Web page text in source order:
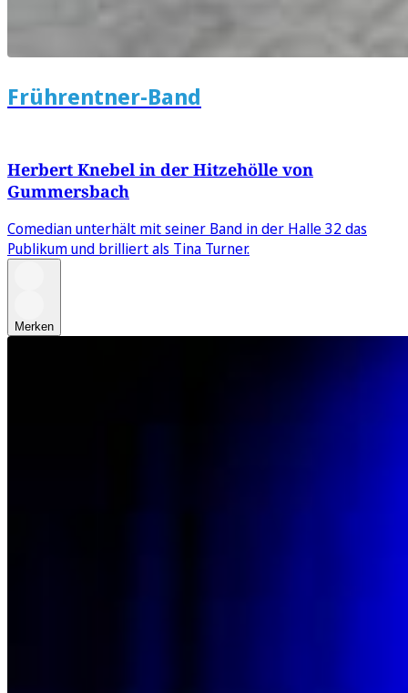
Frührentner-Band
Herbert Knebel in der Hitzehölle von
Gummersbach
Comedian unterhält mit seiner Band in der Halle 32 das
Publikum und brilliert als Tina Turner.
Merken